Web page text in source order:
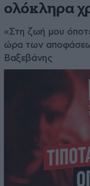
ολόκληρα
«Στη ζωή μου
ώρα των
Βαξεβάνης